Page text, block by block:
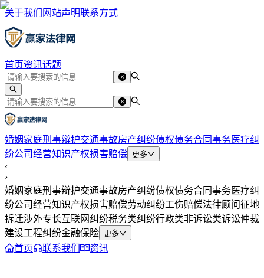
关于我们 网站声明联系方式
首页资讯话题
婚姻家庭刑事辩护交通事故房产纠纷债权债务合同事务医疗纠
纷公司经营知识产权损害赔偿 更多
‹
›
婚姻家庭刑事辩护交通事故房产纠纷债权债务合同事务医疗纠
纷公司经营知识产权损害赔偿劳动纠纷工伤赔偿法律顾问征地
拆迁涉外专长互联网纠纷税务类纠纷行政类非诉讼类诉讼仲裁
建设工程纠纷金融保险 更多
首页 联系我们 资讯